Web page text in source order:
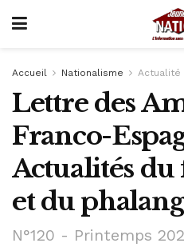
Accueil Nationalisme Actualité
Lettre des
Franco-
Actualités
et du
N°120 - Printemps